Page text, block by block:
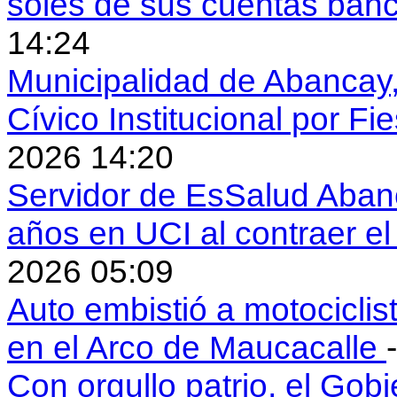
14:24
Municipalidad de
Cívico Institucional por
2026 14:20
Servidor de EsSalud
años en UCI al contraer
2026 05:09
Auto embistió a
en el Arco de Maucacalle
Con orgullo patrio, el